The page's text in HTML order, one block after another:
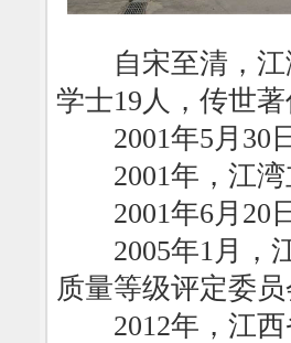
自宋至清，江
学士19人，传世
2001年5月30日
2001年，江湾
2001年6月20
2005年1月，江
质量等级评定委
2012年，江西